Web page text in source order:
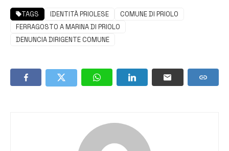
TAGS IDENTITÀ PRIOLESE
COMUNE DI PRIOLO
FERRAGOSTO A MARINA DI PRIOLO
DENUNCIA DIRIGENTE COMUNE